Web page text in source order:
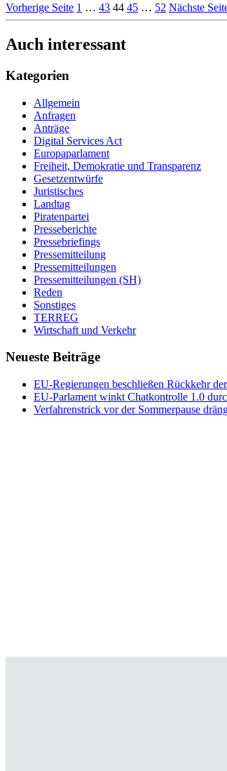
Vorherige Seite 1 … 43 44 45 … 52 Nächste
Auch interessant
Kategorien
Allgemein
Anfragen
Anträge
Digital Services Act
Europaparlament
Freiheit, Demokratie und Transparenz
Gesetzentwürfe
Juristisches
Landtag
Piratenpartei
Presseberichte
Pressebriefings
Pressemitteilung
Pressemitteilungen
Pressemitteilungen (SH)
Reden
Sonstiges
TERREG
Wirtschaft und Verkehr
Neueste Beiträge
EU-Regierungen beschließen Rückkehr
EU-Parlament winkt Chatkontrolle 1.0
Verfahrenstrick vor der Sommerpause